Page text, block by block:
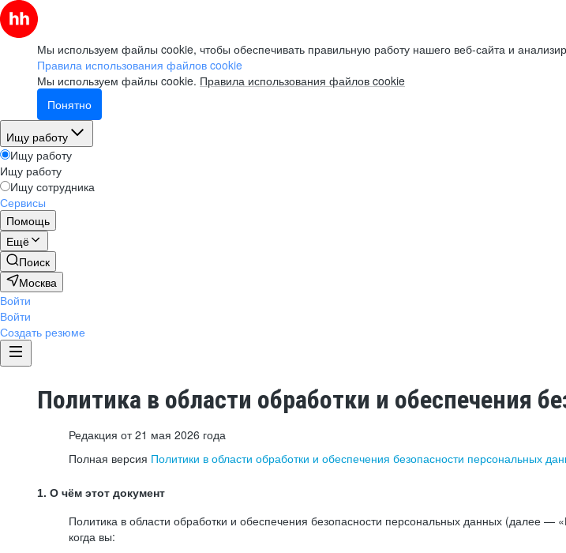
Мы используем файлы cookie, чтобы обеспечивать правильную работу нашего веб-сайта и
Правила использования файлов cookie
Мы используем файлы cookie. Правила использования файлов cookie
Понятно
Ищу работу
Ищу работу
Ищу работу
Ищу сотрудника
Сервисы
Помощь
Ещё
Поиск
Москва
Войти
Войти
Создать резюме
Политика в области обработки и обеспечения
Редакция от 21 мая 2026 года
Полная версия Политики в области обработки и обеспечения безопасности персональных
1. О чём этот документ
Политика в области обработки и обеспечения безопасности персональных данных (далее
когда вы: